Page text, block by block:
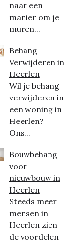
naar een
manier om je
muren...
Behang
Verwijderen in
Heerlen
Wil je behang
verwijderen in
een woning in
Heerlen?
Ons...
Bouwbehang
voor
nieuwbouw in
Heerlen
Steeds meer
mensen in
Heerlen zien
de voordelen